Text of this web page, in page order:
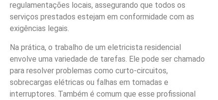
regulamentações locais, assegurando que todos os
serviços prestados estejam em conformidade com as
exigências legais.
Na prática, o trabalho de um eletricista residencial
envolve uma variedade de tarefas. Ele pode ser chamado
para resolver problemas como curto-circuitos,
sobrecargas elétricas ou falhas em tomadas e
interruptores. Também é comum que esse profissional